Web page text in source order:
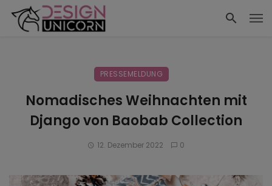
PRESSEMELDUNG
Nomadisches Weihnachten mit
Django von Baobab Collection
12. Dezember 2022 0